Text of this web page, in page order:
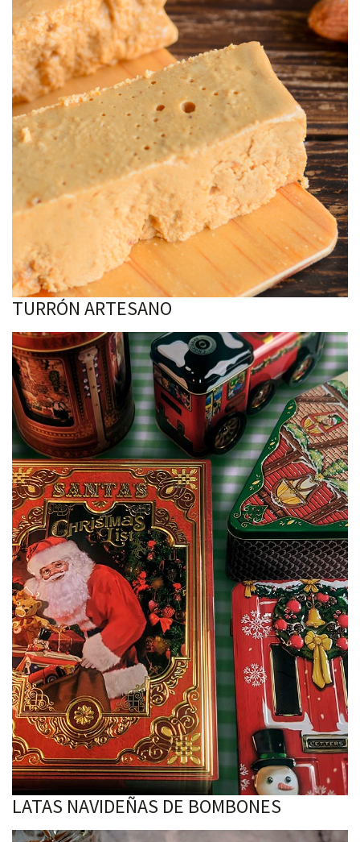
TURRÓN ARTESANO
LATAS NAVIDEÑAS DE BOMBONES